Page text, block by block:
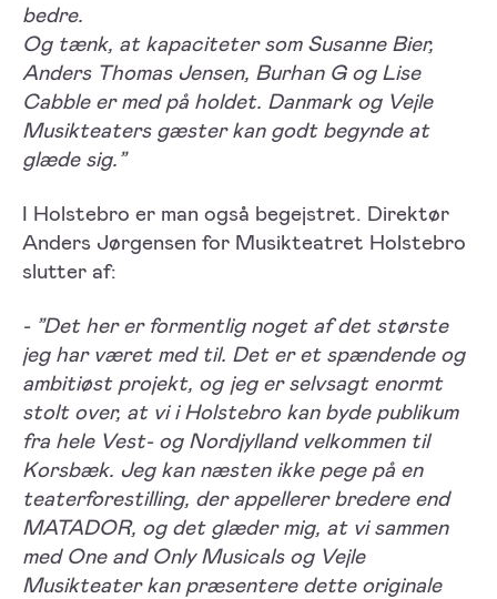
bedre.
Og tænk, at kapaciteter som Susanne Bier,
Anders Thomas Jensen, Burhan G og Lise
Cabble er med på holdet. Danmark og Vejle
Musikteaters gæster kan godt begynde at
glæde sig.”
I Holstebro er man også begejstret. Direktør
Anders Jørgensen for Musikteatret Holstebro
slutter af:
- ”Det her er formentlig noget af det største
jeg har været med til. Det er et spændende og
ambitiøst projekt, og jeg er selvsagt enormt
stolt over, at vi i Holstebro kan byde publikum
fra hele Vest- og Nordjylland velkommen til
Korsbæk. Jeg kan næsten ikke pege på en
teaterforestilling, der appellerer bredere end
MATADOR, og det glæder mig, at vi sammen
med One and Only Musicals og Vejle
Musikteater kan præsentere dette originale